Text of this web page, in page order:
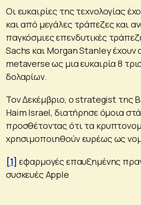
Οι ευκαιρίες της τεχνολογίας
και από μεγάλες τράπεζες και
παγκόσμιες επενδυτικές
Sachs και Morgan Stanley έχουν
metaverse ως μια ευκαιρία 8
δολαρίων.
Τον Δεκέμβριο, ο strategist της
Haim Israel, διατήρησε όμοια
προσθέτοντας ότι τα
χρησιμοποιηθούν ευρέως ως
[1] εφαρμογές επαυξημένης
συσκευές Apple